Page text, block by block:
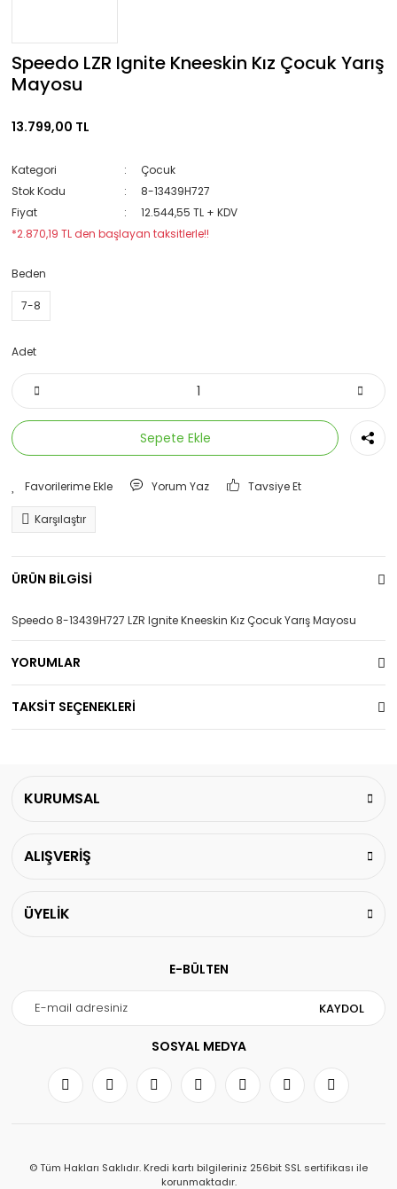
Speedo LZR Ignite Kneeskin Kız Çocuk Yarış
Mayosu
13.799,00 TL
Kategori
Çocuk
Stok Kodu
8-13439H727
Fiyat
12.544,55 TL + KDV
*2.870,19 TL den başlayan taksitlerle!!
Beden
7-8
Adet
Sepete Ekle
Yorum Yaz Tavsiye Et
Karşılaştır
ÜRÜN BİLGİSİ
Speedo 8-13439H727 LZR Ignite Kneeskin Kız Çocuk Yarış Mayosu
YORUMLAR
TAKSİT SEÇENEKLERİ
KURUMSAL
ALIŞVERİŞ
ÜYELİK
E-BÜLTEN
KAYDOL
SOSYAL MEDYA
© Tüm Hakları Saklıdır. Kredi kartı bilgileriniz 256bit SSL sertifikası ile
korunmaktadır.